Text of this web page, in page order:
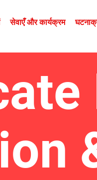
सेवाएँ और कार्यक्रम